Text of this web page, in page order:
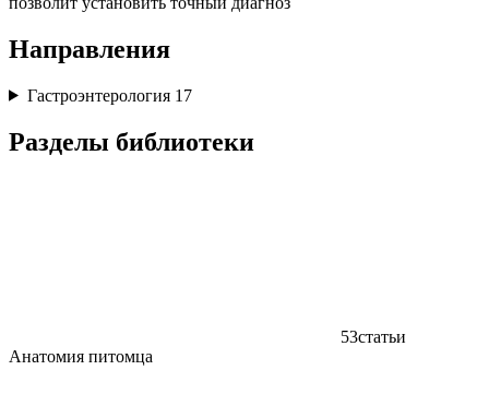
Направления
Гастроэнтерология 17
Разделы библиотеки
53статьи
Анатомия питомца